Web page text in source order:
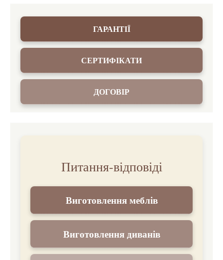
ГАРАНТІЇ
СЕРТИФІКАТИ
ДОГОВІР
Питання-відповіді
Виготовлення меблів
Виготовлення диванів